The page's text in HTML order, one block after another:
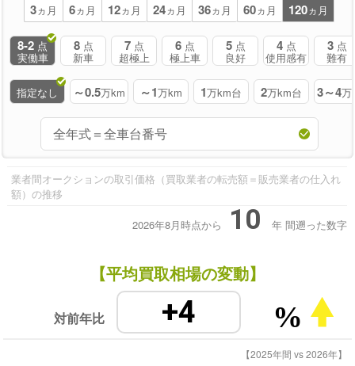
3ヵ月 6ヵ月 12ヵ月 24ヵ月 36ヵ月 60ヵ月 120ヵ月
8-2 点
実働車
8 点
新車
7 点
超極上
6 点
極上車
5 点
良好
4 点
使用感有
3 点
難有
指定なし ～0.5万km ～1万km 1万km台 2万km台 3～4万
業者間オークションの取引価格（買取業者の転売額＝販売業者の仕入れ
額）の推移
2026年8月時点から 10 年 間遡った数字
【平均買取相場の変動】
対前年比 +4 %
【2025年間 vs 2026年】